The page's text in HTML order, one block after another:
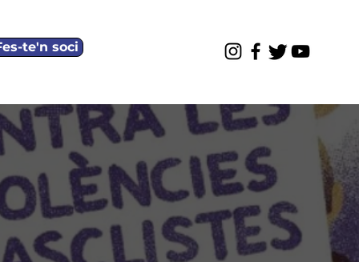
te'n soci